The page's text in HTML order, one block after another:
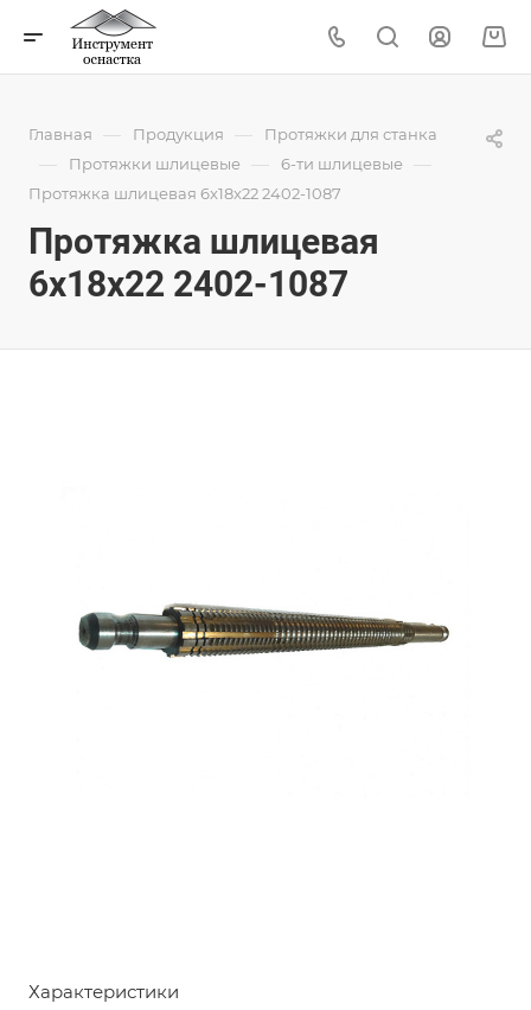
Главная — Продукция — Протяжки для станка
— Протяжки шлицевые — 6-ти шлицевые —
Протяжка шлицевая 6x18x22 2402-1087
Протяжка шлицевая
6x18x22 2402-1087
Характеристики